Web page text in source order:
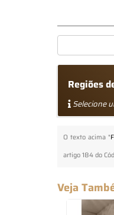
Regiões
Selecione
O texto acima "
artigo 184 do
Veja